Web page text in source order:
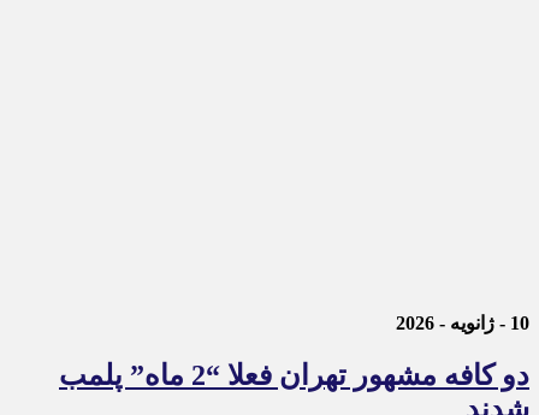
10 - ژانویه - 2026
دو کافه مشهور تهران فعلا “2 ماه” پلمب
شدند